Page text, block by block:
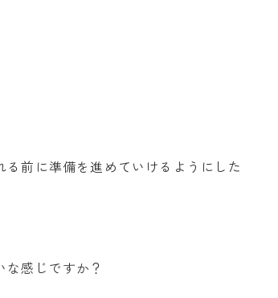
前に準備を進めていけるようにした
感じですか？